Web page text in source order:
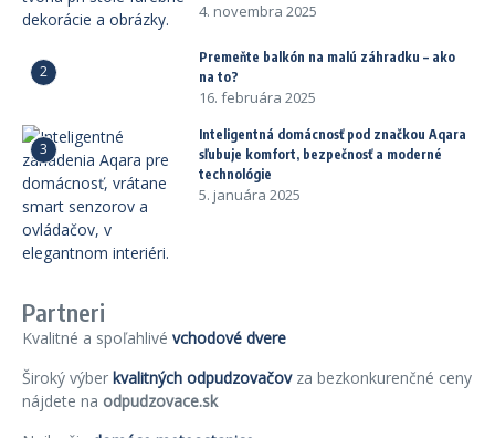
4. novembra 2025
2
Premeňte balkón na malú záhradku – ako
na to?
16. februára 2025
3
Inteligentná domácnosť pod značkou Aqara
sľubuje komfort, bezpečnosť a moderné
technológie
5. januára 2025
Partneri
Kvalitné a spoľahlivé vchodové dvere
Široký výber kvalitných odpudzovačovza bezkonkurenčné ceny
nájdete na odpudzovace.sk